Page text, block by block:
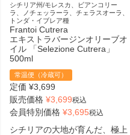
シチリア州/モレスカ、ビアンコリー
ラ、ノチェッラーラ、チェラスオーラ、
トンダ・イブレア種
Frantoi Cutrera
エキストラバージンオリーブオ
イル 「Selezione Cutrera」
500ml
常温便（冷蔵可）
定価 ¥3,699
販売価格 ¥3,699税込
会員特別価格 ¥3,695税込
シチリアの大地が育んだ、極上